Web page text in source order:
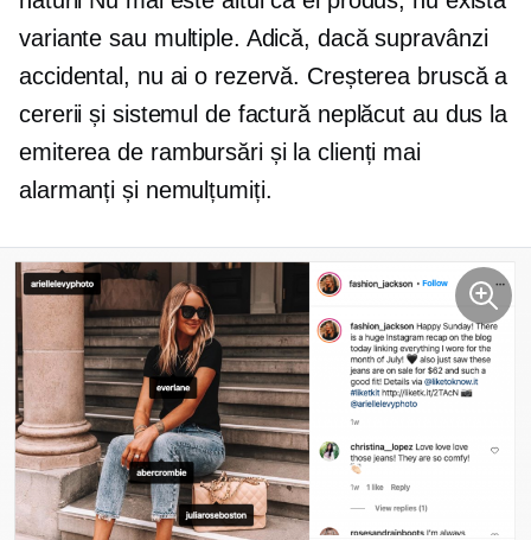
variante sau multiple. Adică, dacă supravânzi
accidental, nu ai o rezervă. Creșterea bruscă a
cererii și sistemul de factură neplăcut au dus la
emiterea de rambursări și la clienți mai
alarmanți și nemulțumiți.